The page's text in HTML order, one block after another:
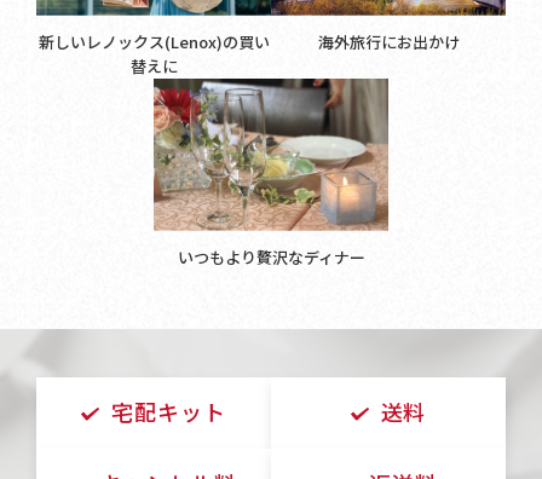
新しいレノックス(Lenox)の買い
替えに
海外旅行にお出かけ
いつもより贅沢なディナー
宅配キット 送料